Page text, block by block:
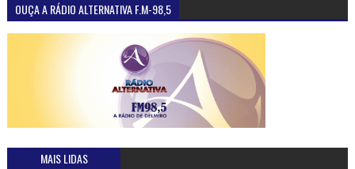
OUÇA A RÁDIO ALTERNATIVA F.M-98,5
MAIS LIDAS